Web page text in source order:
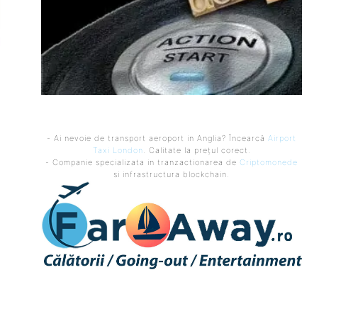
- Ai nevoie de transport aeroport in Anglia? Încearcă Airport
Taxi London. Calitate la prețul corect.
- Companie specializata in tranzactionarea de Criptomonede
si infrastructura blockchain.